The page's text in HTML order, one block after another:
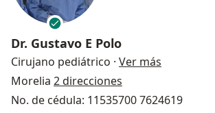
Dr. Gustavo E Polo
Cirujano pediátrico · Ver más
Morelia 2 direcciones
No. de cédula: 11535700 7624619